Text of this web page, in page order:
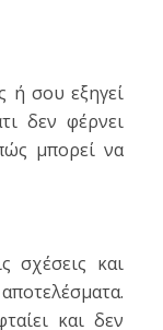
ή σου εξηγεί
δεν φέρνει
μπορεί να
σχέσεις και
και δεν